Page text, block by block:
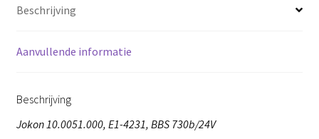
Beschrijving
Aanvullende informatie
Beschrijving
Jokon 10.0051.000, E1-4231, BBS 730b/24V